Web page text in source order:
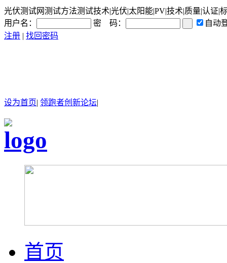
光伏测试网测试方法测试技术|光伏|太阳能|PV|技术|质量|认证|
用户名：
密 码：
自动
注册 | 找回密码
设为首页| 领跑者创新论坛|
首页